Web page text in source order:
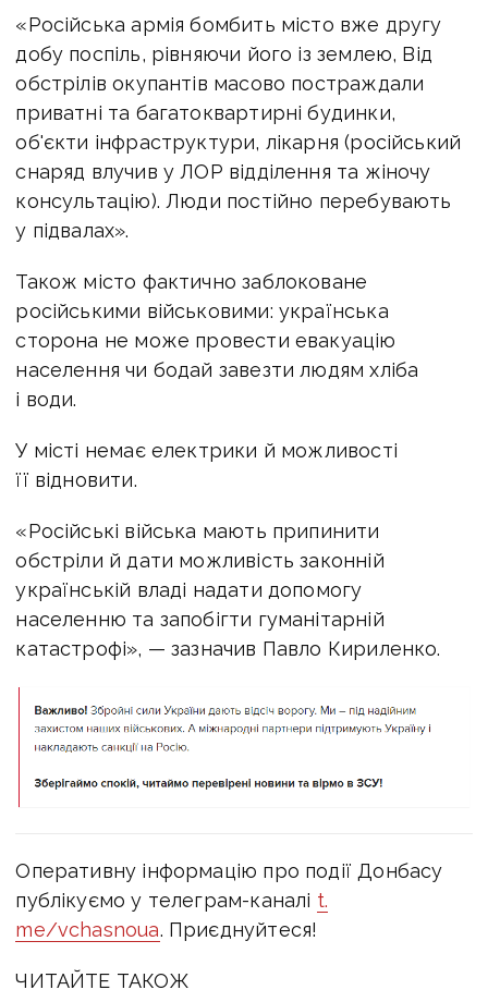
«Російська армія бомбить місто вже другу
добу поспіль, рівняючи його із землею, Від
обстрілів окупантів масово постраждали
приватні та багатоквартирні будинки,
об'єкти інфраструктури, лікарня (російський
снаряд влучив у ЛОР відділення та жіночу
консультацію). Люди постійно перебувають
у підвалах».
Також місто фактично заблоковане
російськими військовими: українська
сторона не може провести евакуацію
населення чи бодай завезти людям хліба
і води.
У місті немає електрики й можливості
її відновити.
«Російські війська мають припинити
обстріли й дати можливість законній
українській владі надати допомогу
населенню та запобігти гуманітарній
катастрофі», — зазначив Павло Кириленко.
Оперативну інформацію про події Донбасу
публікуємо у телеграм-каналі t.
me/vchasnoua. Приєднуйтеся!
ЧИТАЙТЕ ТАКОЖ